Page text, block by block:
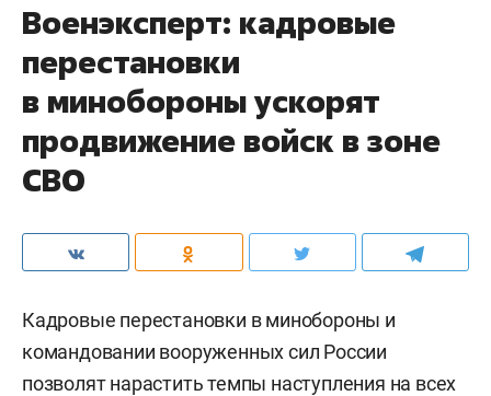
Военэксперт: кадровые
перестановки
в минобороны ускорят
продвижение войск в зоне
СВО
Кадровые перестановки в минобороны и
командовании вооруженных сил России
позволят нарастить темпы наступления на всех